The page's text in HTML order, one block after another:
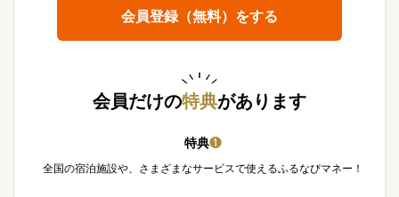
会員登録（無料）をする
会員だけの特典があります
特典❶
全国の宿泊施設や、さまざまなサービスで使えるふるなびマネー！